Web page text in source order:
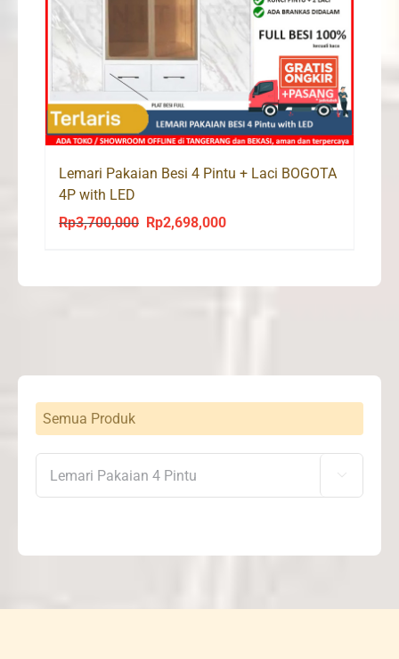
Lemari Pakaian Besi 4 Pintu + Laci BOGOTA
4P with LED
Rp3,700,000
Original
Rp2,698,000Current
Semua Produk
